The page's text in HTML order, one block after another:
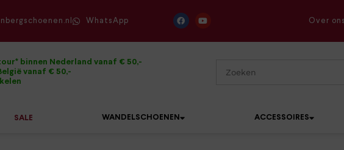
WhatsApp Over ons
binnen Nederland vanaf € 50,-
vanaf € 50,-
SALE WANDELSCHOENEN ACCESSOIRES